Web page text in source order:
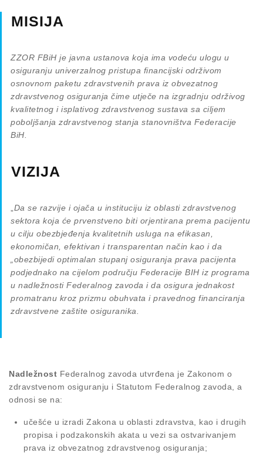
MISIJA
ZZOR FBiH je javna ustanova koja ima vodeću ulogu u
osiguranju univerzalnog pristupa financijski održivom
osnovnom paketu zdravstvenih prava iz obvezatnog
zdravstvenog osiguranja čime utječe na izgradnju održivog
kvalitetnog i isplativog zdravstvenog sustava sa ciljem
poboljšanja zdravstvenog stanja stanovništva Federacije
BiH.
VIZIJA
Da se razvije i ojača u instituciju iz oblasti zdravstvenog
sektora koja će prvenstveno biti orjentirana prema pacijentu
u cilju obezbjeđenja kvalitetnih usluga na efikasan,
ekonomičan, efektivan i transparentan način kao i da
„obezbijedi optimalan stupanj osiguranja prava pacijenta
podjednako na cijelom području Federacije BIH iz programa
u nadležnosti Federalnog zavoda i da osigura jednakost
promatranu kroz prizmu obuhvata i pravednog financiranja
zdravstvene zaštite osiguranika.
Nadležnost Federalnog zavoda utvrđena je Zakonom o
zdravstvenom osiguranju i Statutom Federalnog zavoda, a
odnosi se na:
učešće u izradi Zakona u oblasti zdravstva, kao i drugih
propisa i podzakonskih akata u vezi sa ostvarivanjem
prava iz obvezatnog zdravstvenog osiguranja;